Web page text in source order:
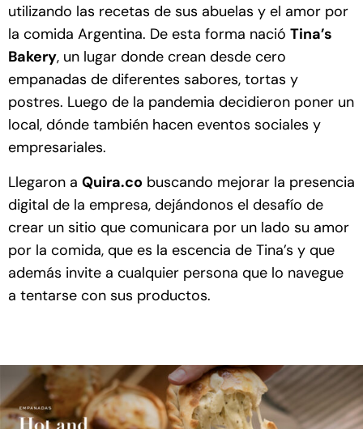
utilizando las recetas de sus abuelas y el amor por
la comida Argentina. De esta forma nació Tina’s
Bakery, un lugar donde crean desde cero
empanadas de diferentes sabores, tortas y
postres. Luego de la pandemia decidieron poner un
local, dónde también hacen eventos sociales y
empresariales.
Llegaron a Quira.co buscando mejorar la presencia
digital de la empresa, dejándonos el desafío de
crear un sitio que comunicara por un lado su amor
por la comida, que es la escencia de Tina’s y que
además invite a cualquier persona que lo navegue
a tentarse con sus productos.